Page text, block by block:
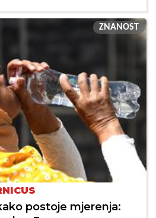
ZNANOST
postoje mjerenja: